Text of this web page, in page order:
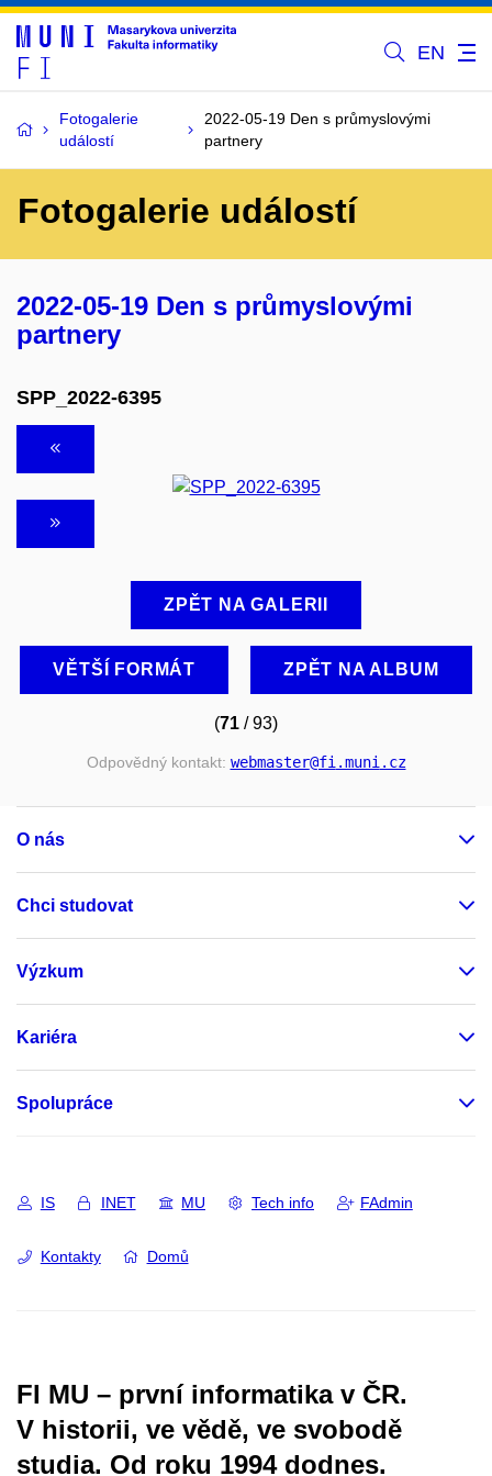
EN
Fotogalerie
událostí
2022-05-19 Den s průmyslovými
partnery
Fotogalerie událostí
2022-05-19 Den s průmyslovými
partnery
SPP_2022-6395
ZPĚT NA GALERII
VĚTŠÍ FORMÁT ZPĚT NA ALBUM
(71 / 93)
Odpovědný kontakt: webmaster@fi.muni.cz
O nás
Chci studovat
Výzkum
Kariéra
Spolupráce
IS INET MU Tech info FAdmin
Kontakty Domů
FI MU – první informatika v ČR.
V historii, ve vědě, ve svobodě
studia. Od roku 1994 dodnes.